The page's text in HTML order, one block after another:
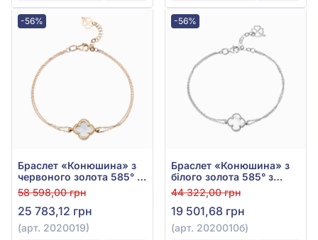
-56%
Браслет «Конюшина» з
червоного золота 585° з
перламутром, арт.
2020019
58 598,00 грн
25 783,12 грн
(арт. 2020019)
-56%
Браслет «Конюшина» з
білого золота 585° з
перламутром, арт.
2020010б
44 322,00 грн
19 501,68 грн
(арт. 2020010б)